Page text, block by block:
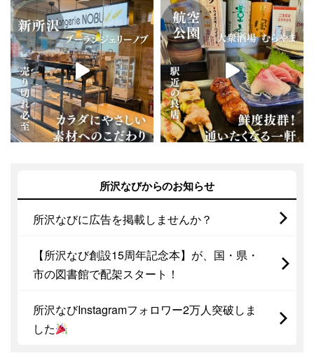
所沢なびからのお知らせ
所沢なびに広告を掲載しませんか？
【所沢なび創設15周年記念本】が、国・県・
市の図書館で配架スタート！
所沢なびInstagramフォロワー2万人突破しま
した